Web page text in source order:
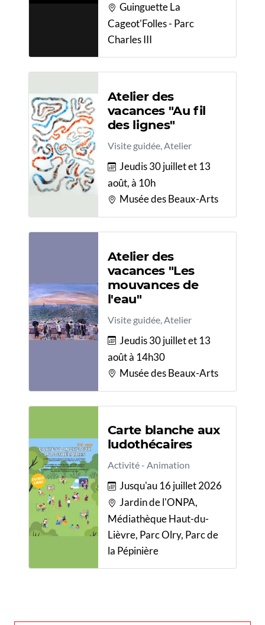
Guinguette La
Cageot'Folles - Parc
Charles III
Atelier des
vacances "Au fil
des lignes"
Visite guidée, Atelier
Jeudis 30 juillet et 13
août, à 10h
Musée des Beaux-Arts
Atelier des
vacances "Les
mouvances de
l'eau"
Visite guidée, Atelier
Jeudis 30 juillet et 13
août à 14h30
Musée des Beaux-Arts
Carte blanche aux
ludothécaires
Activité - Animation
Jusqu'au 16 juillet 2026
Jardin de l'ONPA,
Médiathèque Haut-du-
Lièvre, Parc Olry, Parc de
la Pépinière